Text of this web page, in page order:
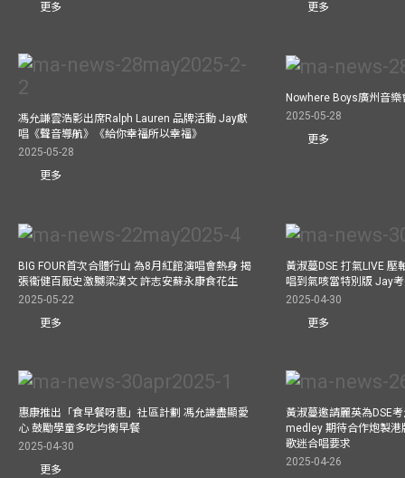
更多
更多
馮允謙雲浩影出席Ralph Lauren 品牌活動 Jay獻
唱《聲音導航》《給你幸福所以幸福》
2025-05-28
更多
Nowhere Boys廣州音
2025-05-28
更多
BIG FOUR首次合體行山 為8月紅館演唱會熱身 揭
張衞健百厭史激嬲梁漢文 許志安蘇永康食花生
2025-05-22
更多
黃淑蔓DSE 打氣LIVE
唱到氣咳當特別版 Jay
2025-04-30
更多
惠康推出「食早餐呀惠」社區計劃 馮允謙盡顯愛
心 鼓勵學童多吃均衡早餐
2025-04-30
更多
黃淑蔓邀請麗英為DSE
medley 期待合作炮製
歌迷合唱要求
2025-04-26